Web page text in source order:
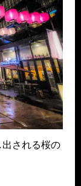
される桜の